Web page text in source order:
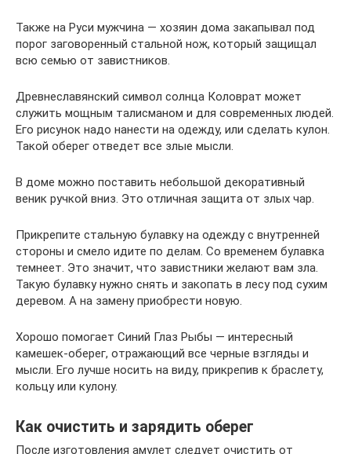
Также на Руси мужчина — хозяин дома закапывал под
порог заговоренный стальной нож, который защищал
всю семью от завистников.
Древнеславянский символ солнца Коловрат может
служить мощным талисманом и для современных людей.
Его рисунок надо нанести на одежду, или сделать кулон.
Такой оберег отведет все злые мысли.
В доме можно поставить небольшой декоративный
веник ручкой вниз. Это отличная защита от злых чар.
Прикрепите стальную булавку на одежду с внутренней
стороны и смело идите по делам. Со временем булавка
темнеет. Это значит, что завистники желают вам зла.
Такую булавку нужно снять и закопать в лесу под сухим
деревом. А на замену приобрести новую.
Хорошо помогает Синий Глаз Рыбы — интересный
камешек-оберег, отражающий все черные взгляды и
мысли. Его лучше носить на виду, прикрепив к браслету,
кольцу или кулону.
Как очистить и зарядить оберег
После изготовления амулет следует очистить от